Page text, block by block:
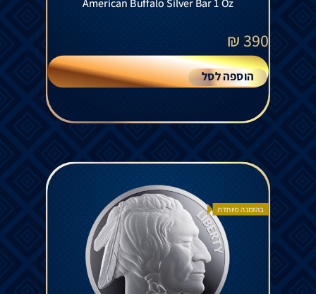
American Buffalo Silver Bar 1 Oz
390
₪
הוספה לסל
בהזמנה מיוחדת